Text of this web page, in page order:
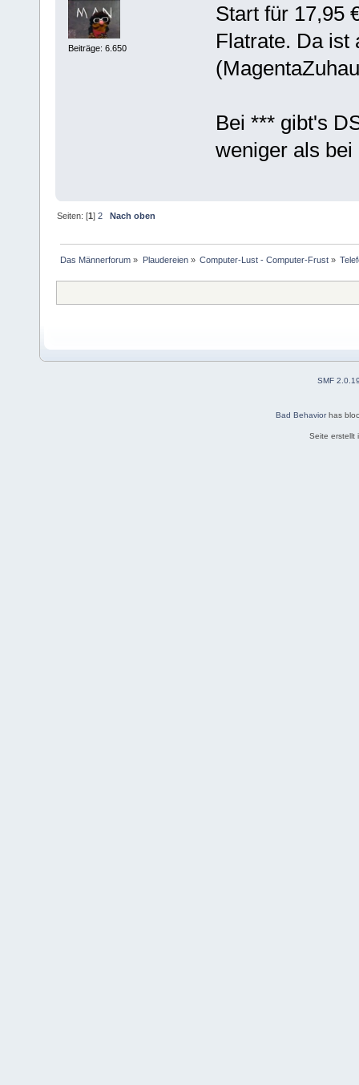
Beiträge: 6.650
Start für 17,95
Flatrate. Da ist
Bei *** gibt's
weniger als bei
Seiten: [1]2 Nach oben
Das Männerforum » Plaudereien» Computer-Lust - Computer-Frust»
SMF
Bad Behaviorhas
Seite erstellt